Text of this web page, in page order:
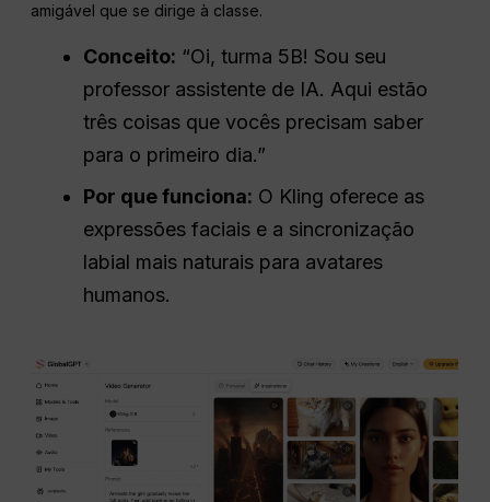
amigável que se dirige à classe.
Conceito: “Oi, turma 5B! Sou seu
professor assistente de IA. Aqui estão
três coisas que vocês precisam saber
para o primeiro dia.”
Por que funciona: O Kling oferece as
expressões faciais e a sincronização
labial mais naturais para avatares
humanos.